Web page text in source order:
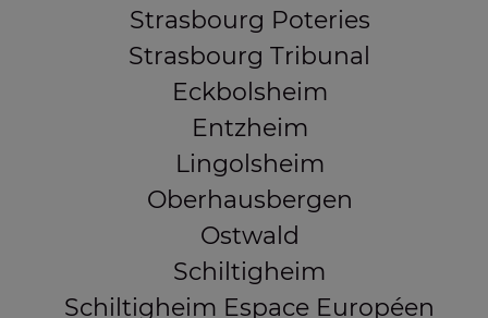
Strasbourg Poteries
Strasbourg Tribunal
Eckbolsheim
Entzheim
Lingolsheim
Oberhausbergen
Ostwald
Schiltigheim
Schiltigheim Espace Européen